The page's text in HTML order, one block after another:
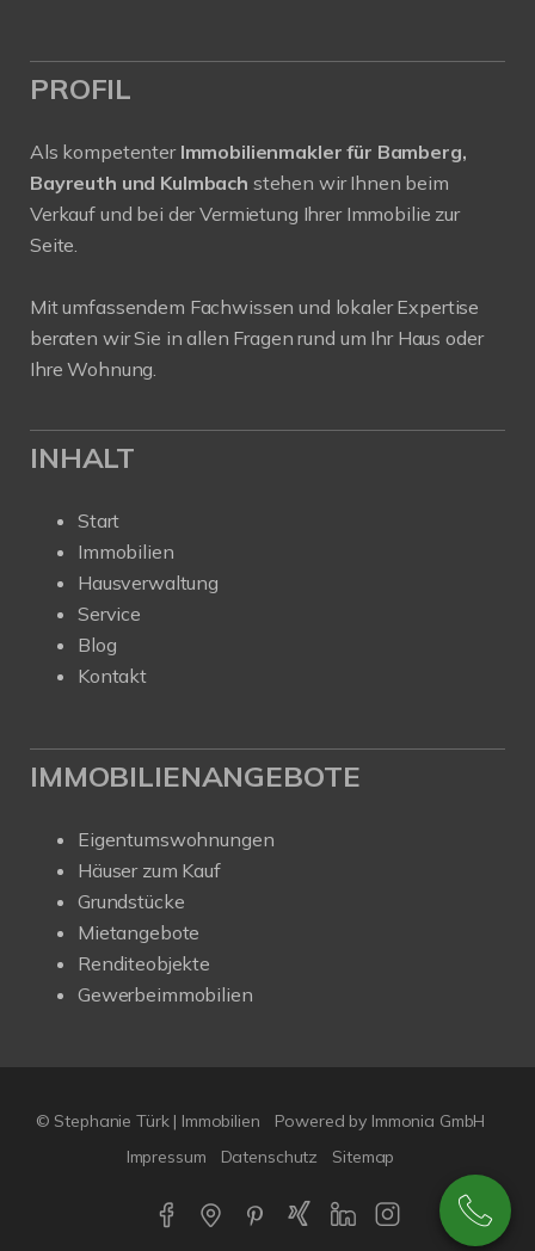
PROFIL
Als kompetenter Immobilienmakler für Bamberg,
Bayreuth und Kulmbach stehen wir Ihnen beim
Verkauf und bei der Vermietung Ihrer Immobilie zur
Seite.
Mit umfassendem Fachwissen und lokaler Expertise
beraten wir Sie in allen Fragen rund um Ihr Haus oder
Ihre Wohnung.
INHALT
Start
Immobilien
Hausverwaltung
Service
Blog
Kontakt
IMMOBILIENANGEBOTE
Eigentumswohnungen
Häuser zum Kauf
Grundstücke
Mietangebote
Renditeobjekte
Gewerbeimmobilien
© Stephanie Türk | Immobilien
Powered by Immonia GmbH
Impressum
Datenschutz Sitemap